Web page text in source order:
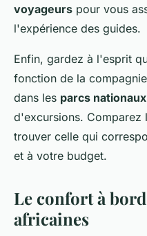
voyageurs pour vous
l'expérience des guides.
Enfin, gardez à l'esprit
fonction de la
dans les parcs nationaux
d'excursions. Comparez
trouver celle qui
et à votre budget.
Le confort à
africaines